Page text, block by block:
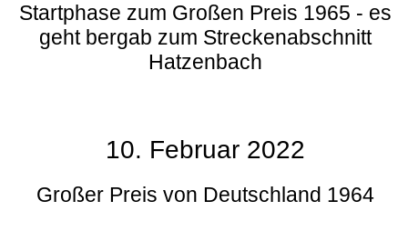
Startphase zum Großen Preis 1965 - es
geht bergab zum Streckenabschnitt
Hatzenbach
10. Februar 2022
Großer Preis von Deutschland 1964